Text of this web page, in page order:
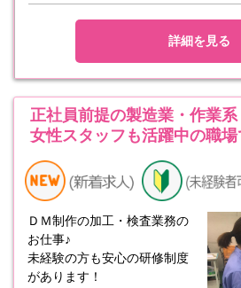
詳細を見る
正社員前提の製造業・作業系
女性スタッフも活躍中の職場
ＤＭ制作の加工・検査業務の
お仕事♪
未経験の方も安心の研修制度
があります！